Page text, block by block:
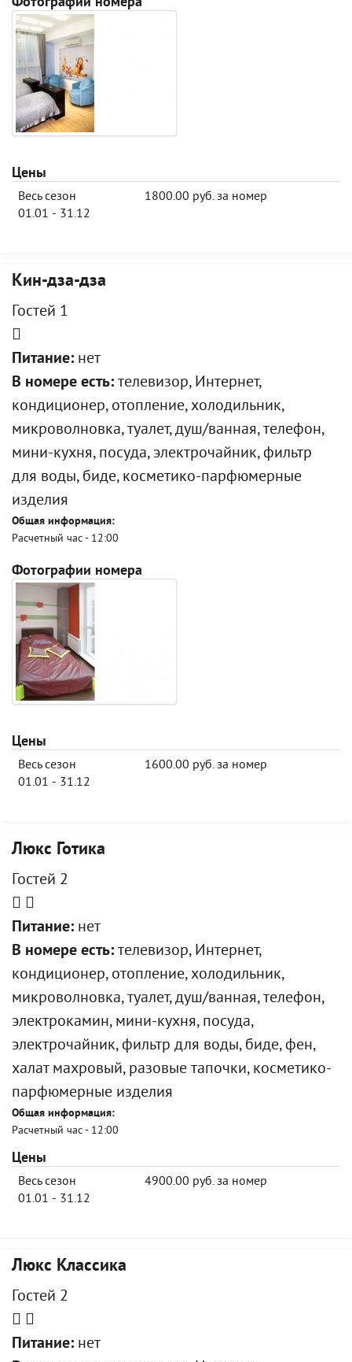
Цены
Весь сезон
01.01 - 31.12
1800.00 руб. за номер
Кин-дза-дза
Гостей 1
Питание: нет
В номере есть: телевизор, Интернет,
кондиционер, отопление, холодильник,
микроволновка, туалет, душ/ванная, телефон,
мини-кухня, посуда, электрочайник, фильтр
для воды, биде, косметико-парфюмерные
изделия
Общая информация:
Расчетный час - 12:00
Фотографии номера
Цены
Весь сезон
01.01 - 31.12
1600.00 руб. за номер
Люкс Готика
Гостей 2
Питание: нет
В номере есть: телевизор, Интернет,
кондиционер, отопление, холодильник,
микроволновка, туалет, душ/ванная, телефон,
электрокамин, мини-кухня, посуда,
электрочайник, фильтр для воды, биде, фен,
халат махровый, разовые тапочки, косметико-
парфюмерные изделия
Общая информация:
Расчетный час - 12:00
Цены
Весь сезон
01.01 - 31.12
4900.00 руб. за номер
Люкс Классика
Гостей 2
Питание: нет